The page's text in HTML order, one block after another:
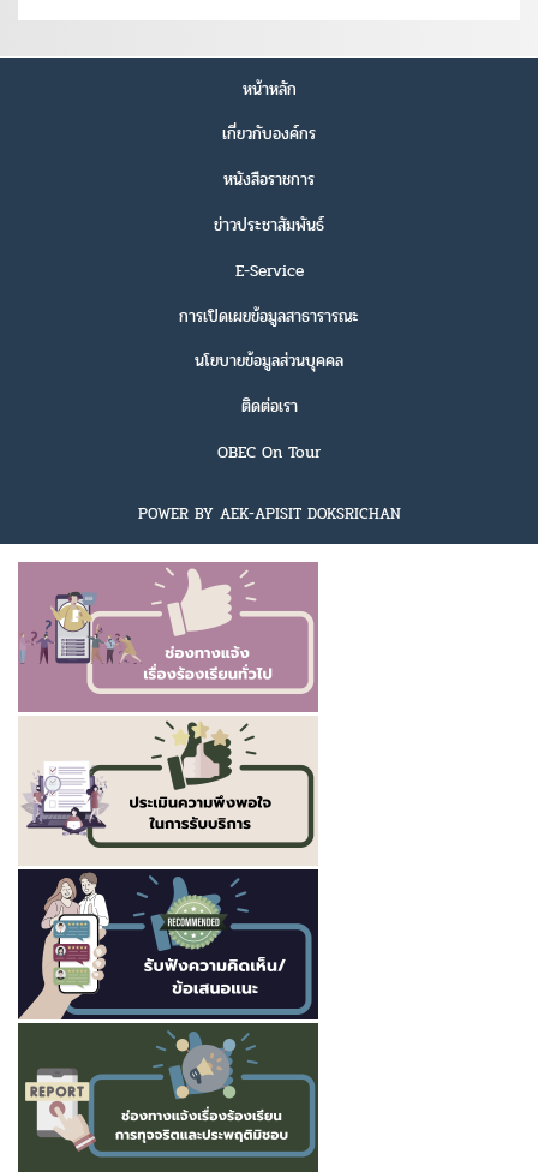
หน้าหลัก
เกี่ยวกับองค์กร
หนังสือราชการ
ข่าวประชาสัมพันธ์
E-Service
การเปิดเผยข้อมูลสาธารารณะ
นโยบายข้อมูลส่วนบุคคล
ติดต่อเรา
OBEC On Tour
POWER BY AEK-APISIT DOKSRICHAN